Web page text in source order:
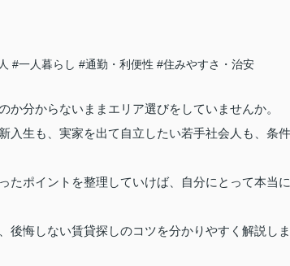
#一人暮らし #通勤・利便性 #住みやすさ・治安
分からないままエリア選びをしていませんか。
入生も、実家を出て自立したい若手社会人も、条件
たポイントを整理していけば、自分にとって本当に
後悔しない賃貸探しのコツを分かりやすく解説しま